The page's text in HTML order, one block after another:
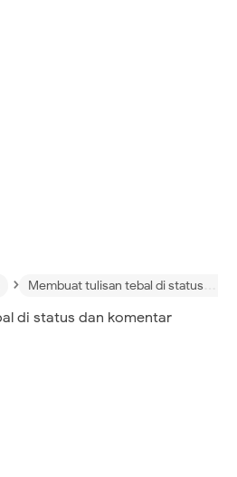
› Membuat tulisan tebal di status dan komentar facebook